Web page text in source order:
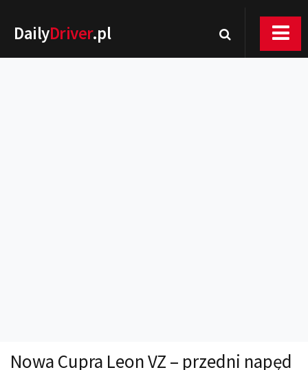
DailyDriver.pl
Technika jazdy
Nowa Cupra Leon VZ – przedni napęd